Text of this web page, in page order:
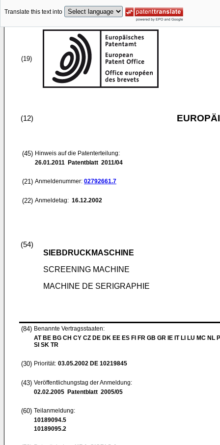
Translate this text into
(19)
(12)
(45) Hinweis auf die Patenterteilung:
26.01.2011 Patentblatt 2011/04
(21) Anmeldenummer: 02792661.7
(22) Anmeldetag: 16.12.2002
(54)
SIEBDRUCKMASCHINE
SCREENING MACHINE
MACHINE DE SERIGRAPHIE
(84) Benannte Vertragsstaaten:
AT BE BG CH CY CZ DE DK EE ES FI FR GB GR IE IT LI LU MC NL
SI SK TR
(30) Priorität: 03.05.2002 DE 10219845
(43) Veröffentlichungstag der Anmeldung:
02.02.2005 Patentblatt 2005/05
(60) Teilanmeldung:
10189094.5
10189095.2